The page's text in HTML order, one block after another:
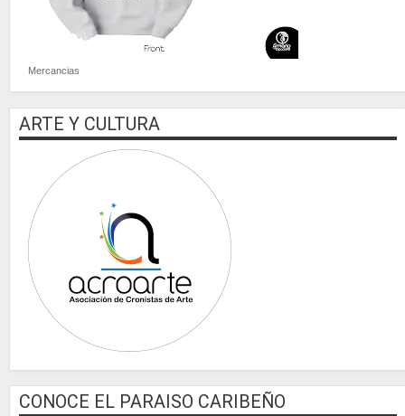
Mercancias
ARTE Y CULTURA
CONOCE EL PARAISO CARIBEÑO